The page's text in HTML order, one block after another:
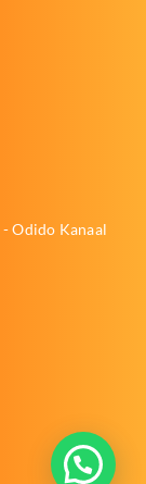
Odido Kanaal